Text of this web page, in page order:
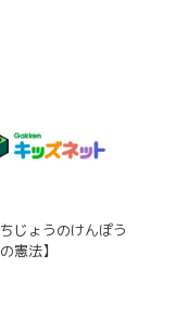
じょうのけんぽう
憲法】